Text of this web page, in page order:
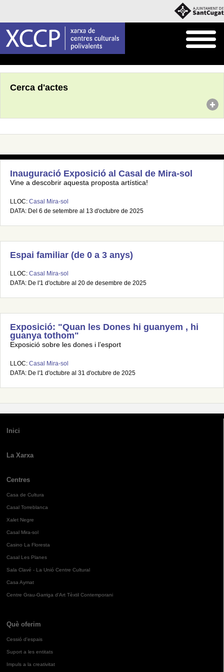
Cerca d'actes
Inauguració Exposició al Casal de Mira-sol
Vine a descobrir aquesta proposta artística!
LLOC: Casal Mira-sol
DATA: Del 6 de setembre al 13 d'octubre de 2025
Espai familiar (de 0 a 3 anys)
LLOC: Casal Mira-sol
DATA: De l'1 d'octubre al 20 de desembre de 2025
Exposició: "Quan les Dones hi guanyem , hi
guanya tothom"
Exposició sobre les dones i l’esport
LLOC: Casal Mira-sol
DATA: De l'1 d'octubre al 31 d'octubre de 2025
Inici
La Xarxa
Centres
Casa de Cultura
Casal Torreblanca
Xalet Negre
Casal Mira-sol
Casino La Floresta
Casal Les Planes
Sala Clavé - La Unió Centre Cultural
Casa Aymat
Centre Grau-Garriga d'Art Tèxtil Contemporani
Què oferim
Cessió d'espais
Suport a les entitats
Impuls a la creativitat